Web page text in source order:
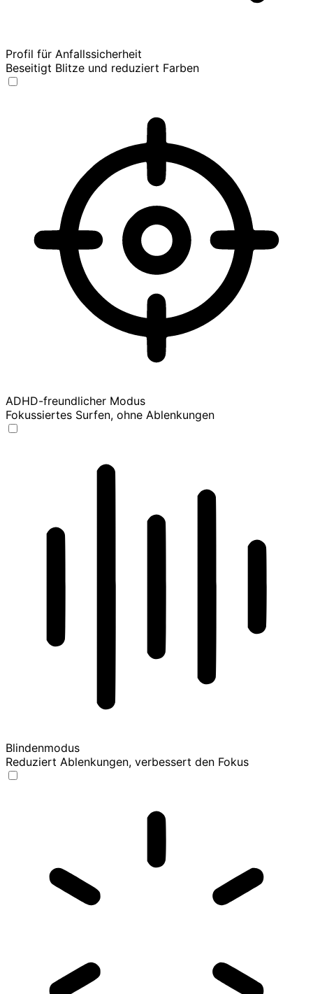
Profil für Anfallssicherheit
Beseitigt Blitze und reduziert Farben
ADHD-freundlicher Modus
Fokussiertes Surfen, ohne Ablenkungen
Blindenmodus
Reduziert Ablenkungen, verbessert den Fokus